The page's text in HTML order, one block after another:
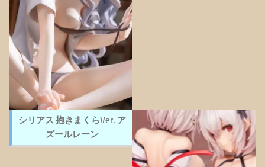
シリアス 抱きまくらVer. ア
ズールレーン